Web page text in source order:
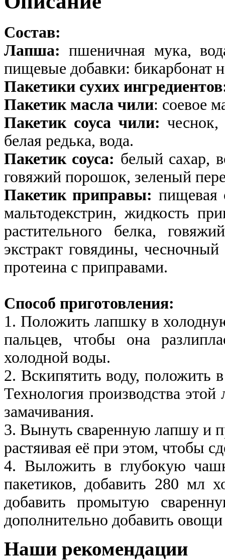
Состав:
Лапша: пшеничная мука,
пищевые добавки: бикарбонат
Пакетики сухих
Пакетик масла чили: соевое
Пакетик соуса чили:
белая редька, вода.
Пакетик соуса: белый сахар,
говяжий порошок, зеленый
Пакетик приправы: пищевая
мальтодекстрин, жидкость
растительного белка,
экстракт говядины,
протеина с приправами.
Способ приготовления:
1. Положить лапшку в
пальцев, чтобы она
холодной воды.
2. Вскипятить воду,
Технология производства
замачивания.
3. Вынуть сваренную лапшу и
растяивая её при этом, чтобы
4. Выложить в глубокую
пакетиков, добавить 280 мл
добавить промытую
дополнительно добавить
Наши рекомендации